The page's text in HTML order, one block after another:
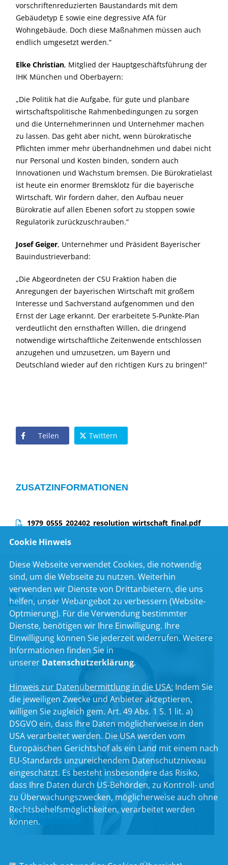
vorschriftenreduzierten Baustandards mit dem
Gebäudetyp E sowie eine degressive AfA für
Wohngebäude. Doch diese Maßnahmen müssen auch
endlich umgesetzt werden.“
Elke Christian, Mitglied der Hauptgeschäftsführung der
IHK München und Oberbayern:
Die Politik hat die Aufgabe, für gute und planbare
wirtschaftspolitische Rahmenbedingungen zu sorgen
und die Unternehmerinnen und Unternehmer machen
zu lassen. Das geht aber nicht, wenn bürokratische
Pflichten immer mehr überhandnehmen und dabei nicht
nur Personal und Kosten binden, sondern auch
Innovationen und Wachstum bremsen. Die Bürokratielast
ist heute ein enormer Bremsklotz für die bayerische
Wirtschaft. Wir fordern daher, den Aufbau neuer
Bürokratie auf allen Ebenen sofort zu stoppen sowie
Regulatorik zurückzuschrauben.“
Josef Geiger, Unternehmer und Präsident Bayerischer
Bauindustrieverband:
Die Abgeordneten der CSU Fraktion haben die
Anregungen der bayerischen Wirtschaft mit großem
Interesse und Sachverstand aufgenommen und den
Ernst der Lage erkannt. Der erarbeitete 5-Punkte-Plan
verdeutlicht den ernsthaften Willen, die dringend
notwendige wirtschaftliche Zeitenwende entschlossen
anzugehen und umzusetzen, um Bayern und
Deutschland wieder auf den richtigen Kurs zu bringen!“
Teilen Twittern
ZUSATZINFORMATIONEN
1979_0555_202402_resolution_wirtschaft_final.pdf
Zur Person
Cookie Hinweis
Diese Webseite verwendet Cookies, die notwendig
sind, um die Webseite zu nutzen. Weiterhin
verwenden wir Dienste von Drittanbietern, die uns
helfen, unser Webangebot zu verbessern (Website-
Optmierung). Für die Verwendung bestimmter
Dienste, benötigen wir Ihre Einwilligung. Ihre
Einwilligung können Sie jederzeit widerrufen. Weitere
Informationen finden Sie in
unserer Datenschutzerklärung.
Hinweis zur Datenübermittlung in die USA: Indem Sie
die jeweiligen Zwecke und Anbieter akzeptieren,
willigen Sie zugleich gem. Art. 49 Abs. 1 S. 1 lit. a)
DSGVO ein, dass Ihre Daten möglicherweise in den
USA verarbeitet werden. Die USA werden vom
Europäischen Gerichtshof als ein Land mit einem nach
EU-Standards unzureichendem Datenschutzniveau
eingeschätzt. Es besteht insbesondere das Risiko,
dass Ihre Daten durch US-Behörden, zu Kontroll- und
zu Überwachungszwecken, möglicherweise auch ohne
Rechtsbehelfsmöglichkeiten, verarbeitet werden
können.